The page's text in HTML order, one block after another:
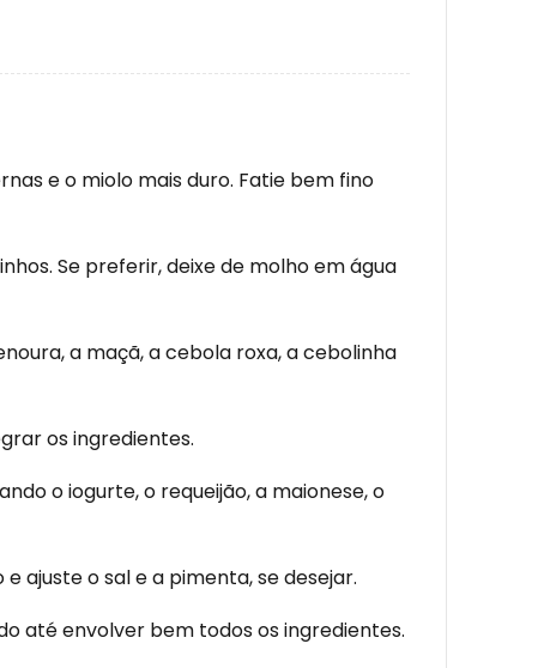
e o miolo mais duro. Fatie bem fino
Se preferir, deixe de molho em água
a maçã, a cebola roxa, a cebolinha
os ingredientes.
o iogurte, o requeijão, a maionese, o
ajuste o sal e a pimenta, se desejar.
até envolver bem todos os ingredientes.